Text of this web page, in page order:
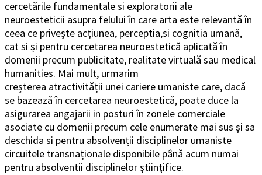
cercetările fundamentale si exploratorii ale
neuroesteticii asupra felului în care arta este relevantă în
ceea ce privește acțiunea, perceptia,si cognitia umană,
cat si și pentru cercetarea neuroestetică aplicată în
domenii precum publicitate, realitate virtuală sau medical
humanities. Mai mult, urmarim
creșterea atractivității unei cariere umaniste care, dacă
se bazează în cercetarea neuroestetică, poate duce la
asigurarea angajarii in posturi în zonele comerciale
asociate cu domenii precum cele enumerate mai sus și sa
deschida si pentru absolvenții disciplinelor umaniste
circuitele transnaționale disponibile până acum numai
pentru absolventii disciplinelor științifice.